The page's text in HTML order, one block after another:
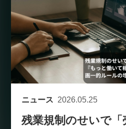
トップペー
特集
動画
サイトマッ
お問い合わ
個人情報保護法に
採用情報
現在開催予定の
セミナー
【8/12開
数値化す
学ぶ資金
2026-06-10
ニュース 2026.05.25
残業規制のせいで「